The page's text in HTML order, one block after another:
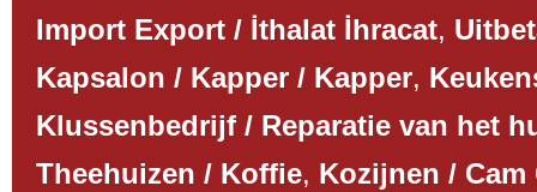
Import Export / İthalat İhracat,
Kapsalon / Kapper / Kapper,
Klussenbedrijf / Reparatie van het
Theehuizen / Koffie, Kozijnen / Cam